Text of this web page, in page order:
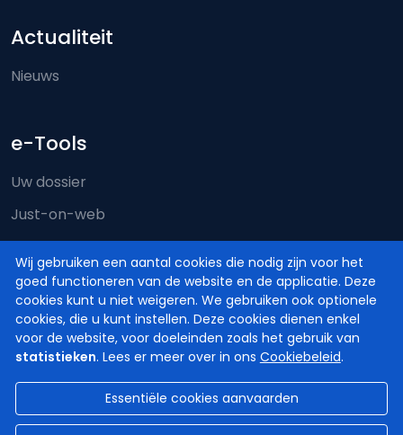
Wij gebruiken een aantal cookies die nodig zijn voor het
goed functioneren van de website en de applicatie. Deze
cookies kunt u niet weigeren. We gebruiken ook optionele
cookies, die u kunt instellen. Deze cookies dienen enkel
voor de website, voor doeleinden zoals het gebruik van
statistieken. Lees er meer over in ons Cookiebeleid.
Essentiële cookies aanvaarden
Actualiteit
Nieuws
e-Tools
Uw dossier
Just-on-web
e-Deposit
Territoriale bevoegdheid